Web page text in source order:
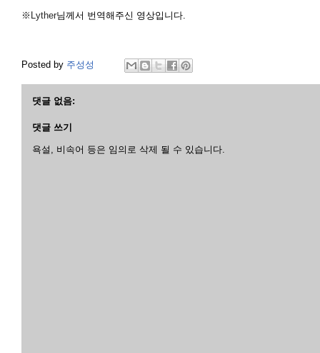
※ Lyther님께서 번역해주신 영상입니다.
Posted by 주성성
댓글 없음:
댓글 쓰기
욕설, 비속어 등은 임의로 삭제 될 수 있습니다.